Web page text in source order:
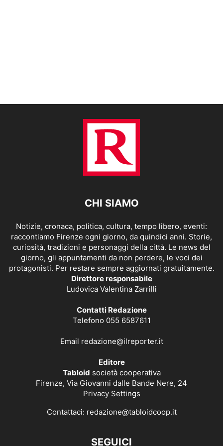
CHI SIAMO
Notizie, cronaca, politica, cultura, tempo libero, eventi:
raccontiamo Firenze ogni giorno, da quindici anni. Storie,
curiosità, tradizioni e personaggi della città. Le news del
giorno, gli appuntamenti da non perdere, le voci dei
protagonisti. Per restare sempre aggiornati gratuitamente.
Direttore responsabile
Ludovica Valentina Zarrilli
Contatti Redazione
Telefono 055 6587611
Email redazione@ilreporter.it
Editore
Tabloid società cooperativa
Firenze, Via Giovanni dalle Bande Nere, 24
Privacy Settings
Contattaci: redazione@tabloidcoop.it
SEGUICI